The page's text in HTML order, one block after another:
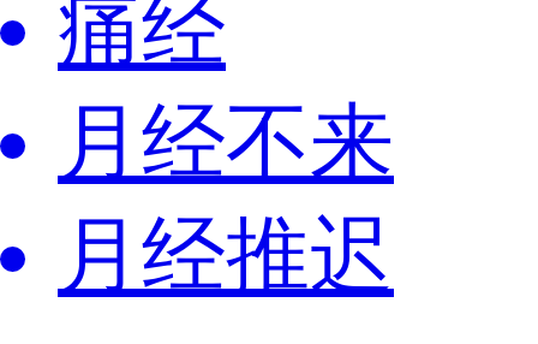
痛经
月经不来
月经推迟